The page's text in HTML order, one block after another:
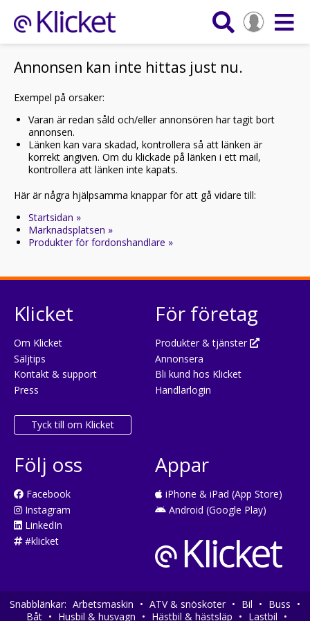
Annonsen kan inte hittas just nu.
Exempel på orsaker:
Varan är redan såld och/eller annonsören har tagit bort
annonsen.
Länken kan vara skadad, kontrollera så att länken är
korrekt angiven. Om du klickade på länken i ett mail,
kontrollera att länken inte kapats.
Här är några hjälpsamma knappar för att gå vidare till:
Startsidan »
Marknadsplatsen »
Produkter för fordonshandlare »
Klicket
Om Klicket
Säljtips
Kontakt & support
Press
Tyck till om Klicket
För företag
Produkter & tjänster
Annonsera
Bli kund hos Klicket
Handlarlogin
Följ oss
Facebook
Instagram
LinkedIn
#klicket
Appar
iPhone & iPad (App Store)
Android (Google Play)
Snabblänkar: Arbetsmaskin • ATV & snöskoter • Bil • Buss •
Båt • Husbil & husvagn • Hästbil & hästsläp • Lastbil •